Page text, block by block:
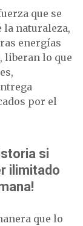
que se
la naturaleza,
energías
liberan lo que
por el
si
ilimitado
que lo